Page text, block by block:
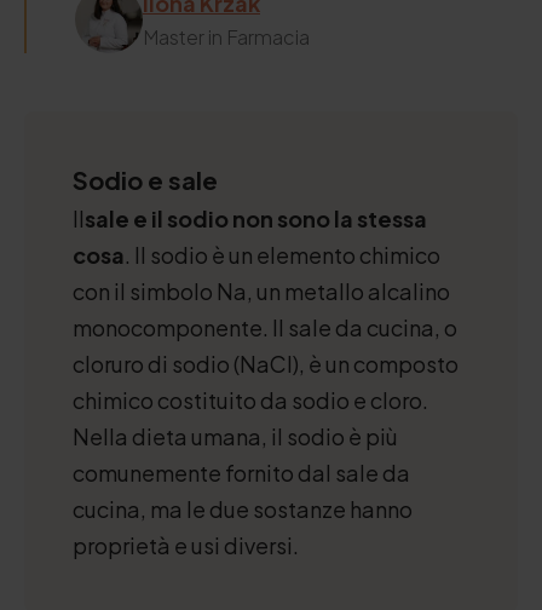
Master in Farmacia
Sodio e sale
Ilsale e il sodio non sono la stessa
cosa. Il sodio è un elemento chimico
con il simbolo Na, un metallo alcalino
monocomponente. Il sale da cucina, o
cloruro di sodio (NaCl), è un composto
chimico costituito da sodio e cloro.
Nella dieta umana, il sodio è più
comunemente fornito dal sale da
cucina, ma le due sostanze hanno
proprietà e usi diversi.